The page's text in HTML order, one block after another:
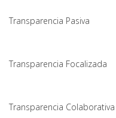
Transparencia Pasiva
Transparencia Focalizada
Transparencia Colaborativa